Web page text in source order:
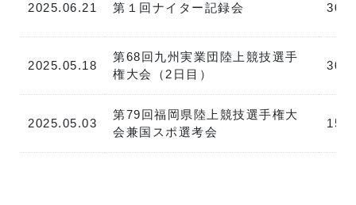
2025.06.21 第１回ナイター記録会
2025.05.18
第68回九州実業団陸上競技選手
権大会（2日目）
2025.05.03
第79回福岡県陸上競技選手権大
会兼国スポ選考会